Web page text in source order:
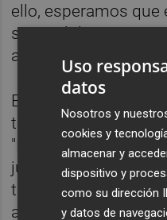
ello, esperamos que
se estabilice,
altos", ha apostillado.
Este descenso del
tendrá impacto en la
"La buena situación
junto con el nuevo
tipos de interés,
aún más el
Uso
datos
Nosotros y
cookies y
almacenar y
dispositivo y
como su dirección
y datos de